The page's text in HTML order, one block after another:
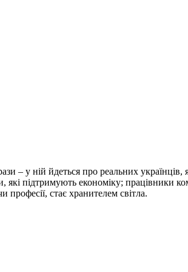
– у ній йдеться про реальних
підтримують економіку; працівники
професії, стає хранителем світла.